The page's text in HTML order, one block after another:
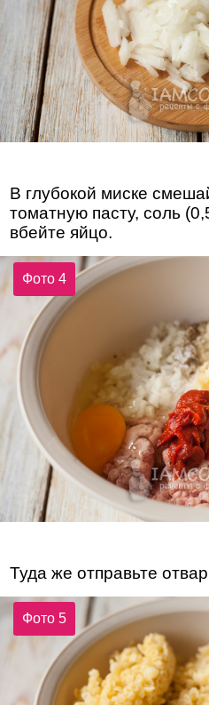
В глубокой миске
томатную пасту, соль
вбейте яйцо.
Фото 4
Туда же отправьте
Фото 5